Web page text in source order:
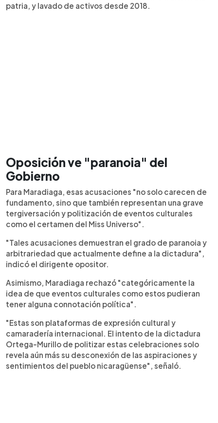
patria, y lavado de activos desde 2018.
Oposición ve "paranoia" del
Gobierno
Para Maradiaga, esas acusaciones "no solo carecen de
fundamento, sino que también representan una grave
tergiversación y politización de eventos culturales
como el certamen del Miss Universo".
"Tales acusaciones demuestran el grado de paranoia y
arbitrariedad que actualmente define a la dictadura",
indicó el dirigente opositor.
Asimismo, Maradiaga rechazó "categóricamente la
idea de que eventos culturales como estos pudieran
tener alguna connotación política".
"Estas son plataformas de expresión cultural y
camaradería internacional. El intento de la dictadura
Ortega-Murillo de politizar estas celebraciones solo
revela aún más su desconexión de las aspiraciones y
sentimientos del pueblo nicaragüense", señaló.